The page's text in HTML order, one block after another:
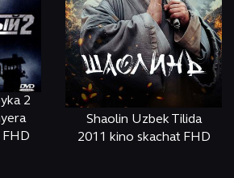
2
FHD
Shaolin Uzbek Tilida
2011 kino skachat FHD